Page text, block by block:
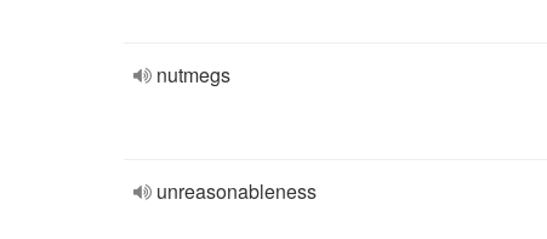
nutmegs
unreasonableness